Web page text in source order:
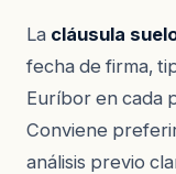
La cláusula
fecha de firma,
Euríbor en cada
Conviene
análisis previo